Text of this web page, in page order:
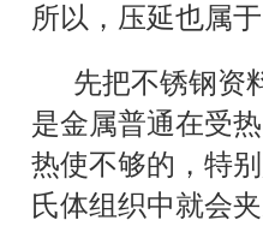
所以，压延也属
先把不锈钢资
是金属普通在受
热使不够的，特
氏体组织中就会